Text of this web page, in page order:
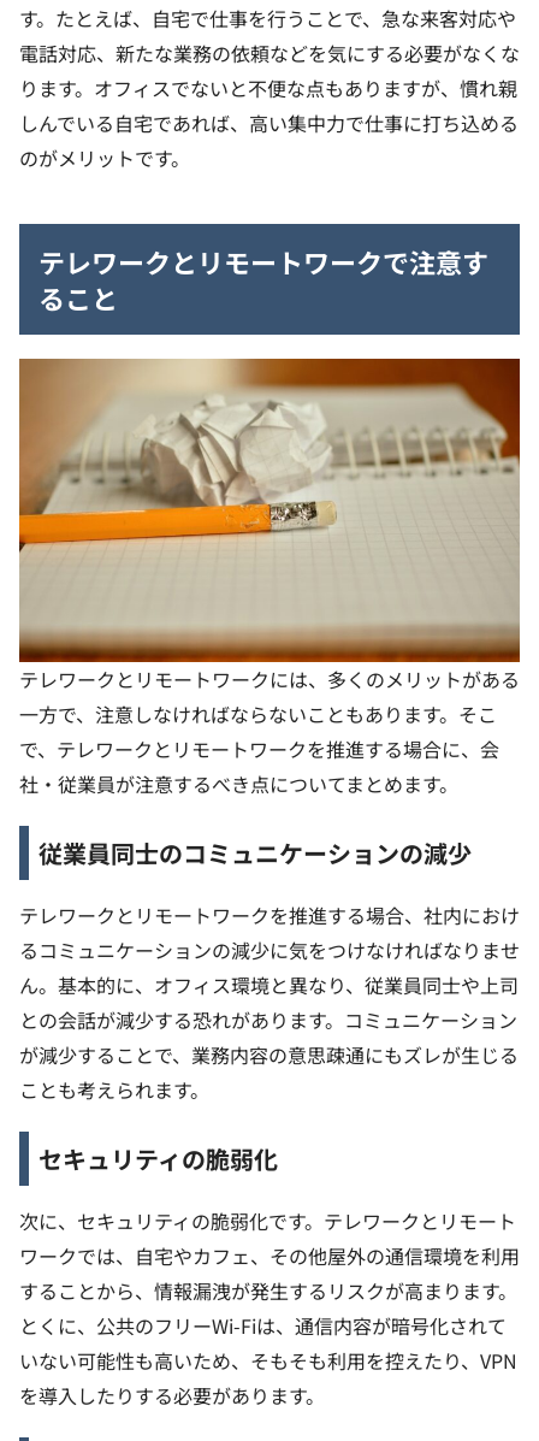
す。たとえば、自宅で仕事を行うことで、急な来客対応や
電話対応、新たな業務の依頼などを気にする必要がなくな
ります。オフィスでないと不便な点もありますが、慣れ親
しんでいる自宅であれば、高い集中力で仕事に打ち込める
のがメリットです。
テレワークとリモートワークで注意す
ること
テレワークとリモートワークには、多くのメリットがある
一方で、注意しなければならないこともあります。そこ
で、テレワークとリモートワークを推進する場合に、会
社・従業員が注意するべき点についてまとめます。
従業員同士のコミュニケーションの減少
テレワークとリモートワークを推進する場合、社内におけ
るコミュニケーションの減少に気をつけなければなりませ
ん。基本的に、オフィス環境と異なり、従業員同士や上司
との会話が減少する恐れがあります。コミュニケーション
が減少することで、業務内容の意思疎通にもズレが生じる
ことも考えられます。
セキュリティの脆弱化
次に、セキュリティの脆弱化です。テレワークとリモート
ワークでは、自宅やカフェ、その他屋外の通信環境を利用
することから、情報漏洩が発生するリスクが高まります。
とくに、公共のフリーWi-Fiは、通信内容が暗号化されて
いない可能性も高いため、そもそも利用を控えたり、VPN
を導入したりする必要があります。